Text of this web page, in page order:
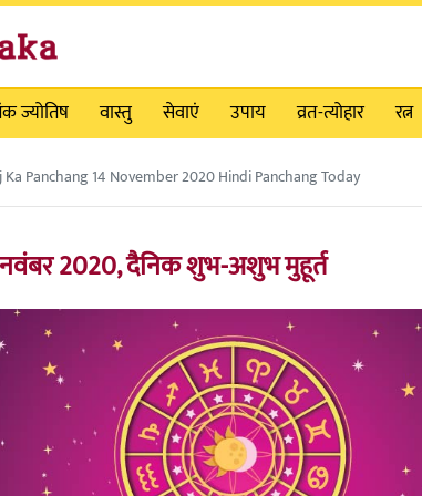
ज्योतिष वास्तु सेवाएं उपाय व्रत-त्योहार रत्न
Ka Panchang 14 November 2020 Hindi Panchang Today
2020, दैनिक शुभ-अशुभ मुहूर्त